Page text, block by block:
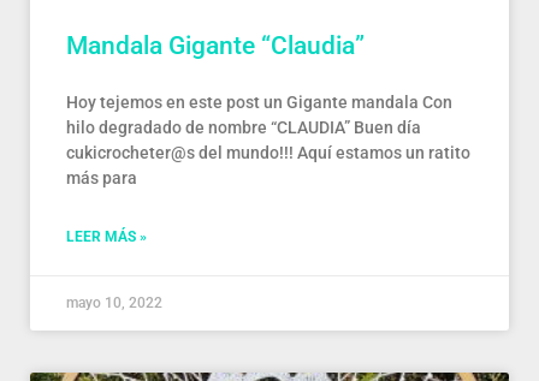
Mandala Gigante “Claudia”
Hoy tejemos en este post un Gigante mandala Con
hilo degradado de nombre “CLAUDIA” Buen día
cukicrocheter@s del mundo!!! Aquí estamos un ratito
más para
LEER MÁS »
mayo 10, 2022